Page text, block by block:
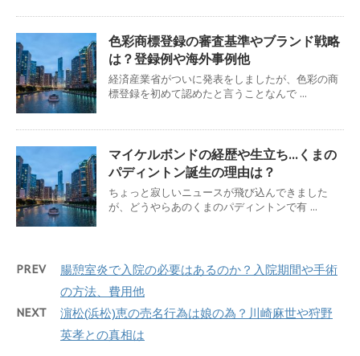
色彩商標登録の審査基準やブランド戦略
は？登録例や海外事例他
経済産業省がついに発表をしましたが、色彩の商
標登録を初めて認めたと言うことなんで ...
マイケルボンドの経歴や生立ち…くまの
パディントン誕生の理由は？
ちょっと寂しいニュースが飛び込んできました
が、どうやらあのくまのパディントンで有 ...
PREV
腸憩室炎で入院の必要はあるのか？入院期間や手術
の方法、費用他
NEXT
濵松(浜松)恵の売名行為は娘の為？川崎麻世や狩野
英孝との真相は